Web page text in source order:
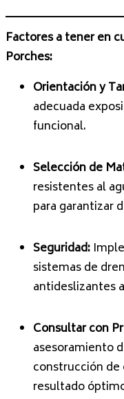
Factores a tener en
Porches:
Orientación y
adecuada
funcional.
Selección de
resistentes al
para garantizar
Seguridad:
sistemas de
antideslizantes
Consultar con
asesoramiento
construcción de
resultado